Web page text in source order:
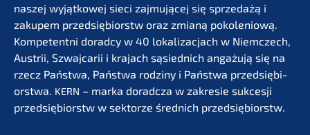
naszej wyjąt­ko­wej sieci zajmu­jącej się sprze­dażą i
zakupem przedsię­bi­orstw oraz zmianą pokolenio­wą.
Kompe­tent­ni dorad­cy w 40 lokali­zac­jach w Niemc­zech,
Austrii, Szwaj­ca­rii i krajach sąsied­nich angażu­ją się na
rzecz Państ­wa, Państ­wa rodzi­ny i Państ­wa przedsię­bi­
orst­wa. KERN – marka dorad­c­za w zakre­sie sukces­ji
przedsię­bi­orstw w sektor­ze średnich przedsiębiorstw.